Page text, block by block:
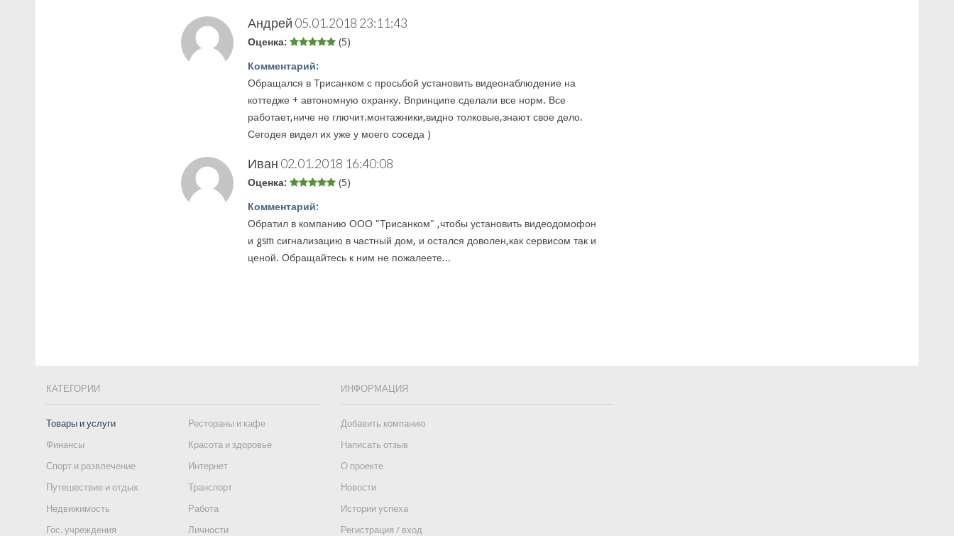
Андрей 05.01.2018 23:11:43
Оценка: (5)
Комментарий:
Обращался в Трисанком с просьбой установить видеонаблюдение на
коттедже + автономную охранку. Впринципе сделали все норм. Все
работает,ниче не глючит.монтажники,видно толковые,знают свое дело.
Сегодея видел их уже у моего соседа )
Иван 02.01.2018 16:40:08
Оценка: (5)
Комментарий:
Обратил в компанию ООО "Трисанком" ,чтобы установить видеодомофон
и gsm сигнализацию в частный дом, и остался доволен,как сервисом так и
ценой. Обращайтесь к ним не пожалеете...
КАТЕГОРИИ
Товары и услуги
Рестораны и кафе
Финансы
Красота и здоровье
Спорт и развлечение
Интернет
Путешествие и отдых
Транспорт
Недвижимость
Работа
Гос. учреждения
Личности
ИНФОРМАЦИЯ
Добавить компанию
Написать отзыв
О проекте
Новости
Истории успеха
Регистрация / вход